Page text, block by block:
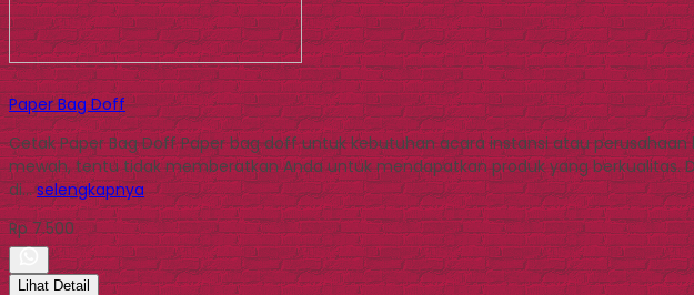
Paper Bag Doff
Cetak Paper Bag Doff Paper bag doff untuk kebutuhan acara instansi atau
mewah, tentu tidak memberatkan Anda untuk mendapatkan produk yang
di…selengkapnya
Rp 7.500
Lihat Detail